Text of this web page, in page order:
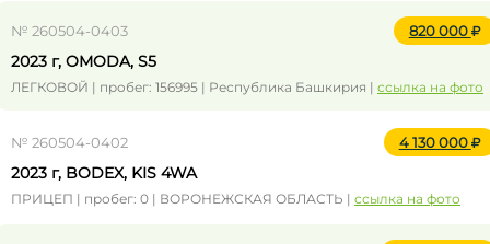
№ 260504-0403 820 000
2023 г, OMODA, S5
ЛЕГКОВОЙ | пробег: 156995 | Республика Башкирия | ссылка на фото
№ 260504-0402 4 130 000
2023 г, BODEX, KIS 4WA
ПРИЦЕП | пробег: 0 | ВОРОНЕЖСКАЯ ОБЛАСТЬ | ссылка на фото